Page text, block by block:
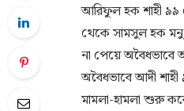
আরিফুল হক শাহী ৯৯
থেকে সামসুল হক মনু
না পেয়ে অবৈধভাবে
অবৈধভাবে আদী শাহী
মামলা-হামলা শুরু